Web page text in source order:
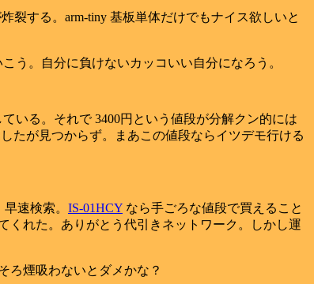
裂する。arm-tiny 基板単体だけでもナイス欲しいと
う。自分に負けないカッコいい自分になろう。
いる。それで 3400円という値段が分解クン的には
たが見つからず。まあこの値段ならイツデモ行ける
速検索。 IS-01HCY なら手ごろな値段で買えること
くれた。ありがとう代引きネットワーク。しかし運
ろ煙吸わないとダメかな？